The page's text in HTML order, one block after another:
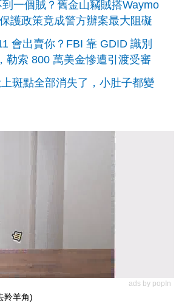
一個賊？舊金山竊賊搭Waymo
護政策竟成警方辦案最大阻礙
會出賣你？FBI 靠 GDID 識別
勒索 800 萬美金慘遭引渡受審
斑點全部消失了，小肚子都變
ads by popIn
羚羊角)